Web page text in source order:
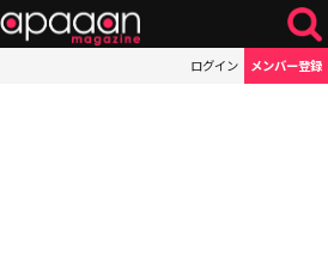
ログイン メンバー登録